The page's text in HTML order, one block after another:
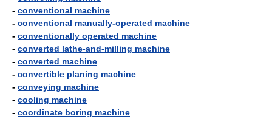
- conventional machine
- conventional manually-operated machine
- conventionally operated machine
- converted lathe-and-milling machine
- converted machine
- convertible planing machine
- conveying machine
- cooling machine
- coordinate boring machine